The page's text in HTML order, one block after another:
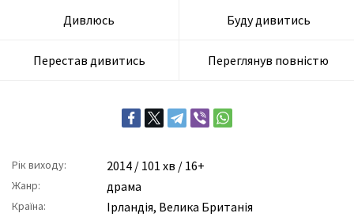
Дивлюсь Буду дивитись
Перестав дивитись Переглянув повністю
Рік виходу: 2014 / 101 хв / 16+
Жанр: драма
Країна: Ірландія, Велика Британія